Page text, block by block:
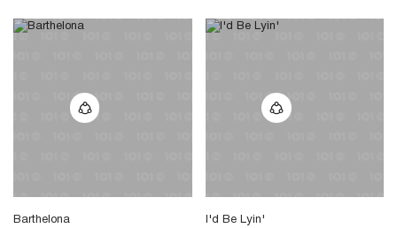
Barthelona
I'd Be Lyin'